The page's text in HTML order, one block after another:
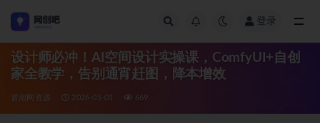
登录
设计师必冲！AI空间设计实操课，ComfyUI+自创
家全教学，告别通宵赶图，降本增效
冒泡网资源 2026-05-01 669